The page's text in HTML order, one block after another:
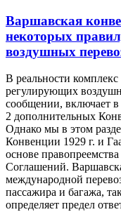
Варшавская
некоторых
воздушных
В реальности
регулирующих
сообщении, включает
2 дополнительных
Однако мы в этом
Конвенции 1929 г. и
основе
Соглашений.
международной
пассажира и багажа,
определяет предел